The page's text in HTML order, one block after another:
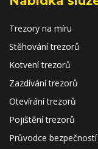
Trezory na míru
Stěhování trezorů
Kotvení trezorů
Zazdívání trezorů
Otevírání trezorů
Pojištění trezorů
Průvodce bezpečností